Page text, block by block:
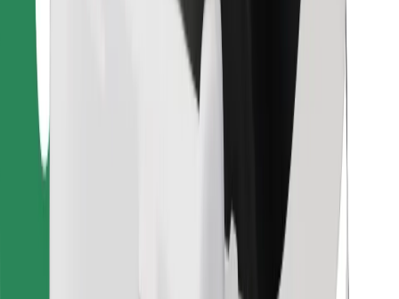
Získajte odvoz do pár minút!
Stiahnite si aplikáciu Bolt Food